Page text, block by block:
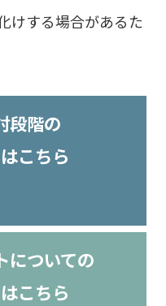
けする場合があるた
段階の
こちら
についての
こちら